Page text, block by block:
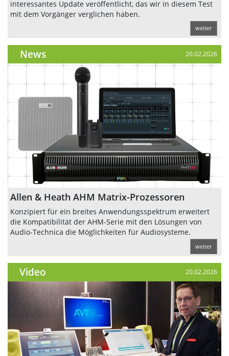
interessantes Update veröffentlicht, das wir in diesem Test
mit dem Vorgänger verglichen haben.
weiter
News 20.02.2026
Allen & Heath AHM Matrix-Prozessoren
Konzipiert für ein breites Anwendungsspektrum erweitert
die Kompatibilität der AHM-Serie mit den Lösungen von
Audio-Technica die Möglichkeiten für Audiosysteme.
weiter
Video 20.02.2026